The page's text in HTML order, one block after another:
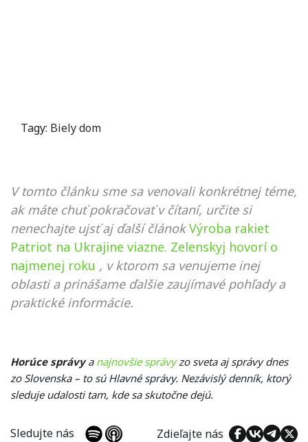
Tagy: Biely dom
V tomto článku sme sa venovali konkrétnej téme,
ak máte chuť pokračovať v čítaní, určite si
nenechajte ujsť aj ďalší článok Výroba rakiet
Patriot na Ukrajine viazne. Zelenskyj hovorí o
najmenej roku , v ktorom sa venujeme inej
oblasti a prinášame ďalšie zaujímavé pohľady a
praktické informácie.
Horúce správya najnovšie správyzo sveta aj správy dnes
zo Slovenska – to sú Hlavné správy. Nezávislý denník, ktorý
sleduje udalosti tam, kde sa skutočne dejú.
Sledujte nás Zdieľajte nás